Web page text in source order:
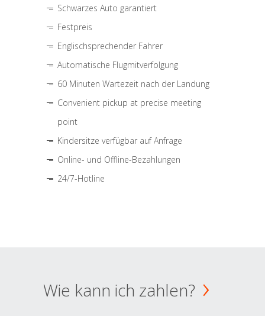
Schwarzes Auto garantiert
Festpreis
Englischsprechender Fahrer
Automatische Flugmitverfolgung
60 Minuten Wartezeit nach der Landung
Convenient pickup at precise meeting
point
Kindersitze verfügbar auf Anfrage
Online- und Offline-Bezahlungen
24/7-Hotline
Wie kann ich zahlen?